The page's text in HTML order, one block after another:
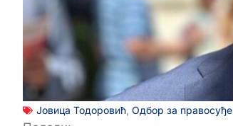
Јовица Тодоровић Одбор за правосуђе